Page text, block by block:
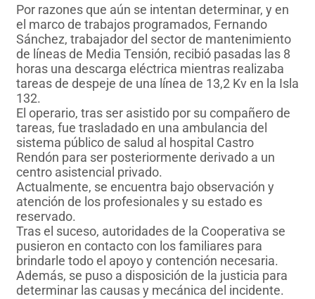
Por razones que aún se intentan determinar, y en
el marco de trabajos programados, Fernando
Sánchez, trabajador del sector de mantenimiento
de líneas de Media Tensión, recibió pasadas las 8
horas una descarga eléctrica mientras realizaba
tareas de despeje de una línea de 13,2 Kv en la Isla
132.
El operario, tras ser asistido por su compañero de
tareas, fue trasladado en una ambulancia del
sistema público de salud al hospital Castro
Rendón para ser posteriormente derivado a un
centro asistencial privado.
Actualmente, se encuentra bajo observación y
atención de los profesionales y su estado es
reservado.
Tras el suceso, autoridades de la Cooperativa se
pusieron en contacto con los familiares para
brindarle todo el apoyo y contención necesaria.
Además, se puso a disposición de la justicia para
determinar las causas y mecánica del incidente.